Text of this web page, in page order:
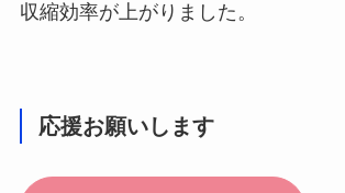
収縮効率が上がりました。
応援お願いします